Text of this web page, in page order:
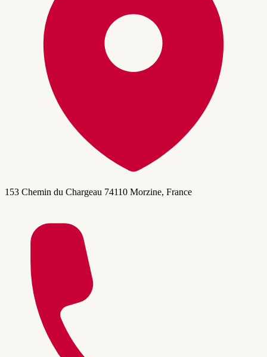
153 Chemin du Chargeau 74110 Morzine, France